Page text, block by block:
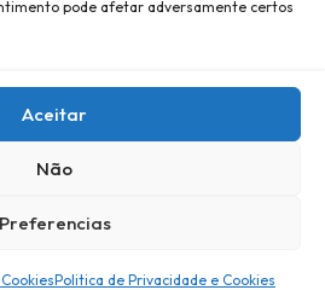
pode afetar adversamente certos
Aceitar
Não
Preferencias
Politica de Privacidade e Cookies
e Credibilidade -
Privacidade e Cookies